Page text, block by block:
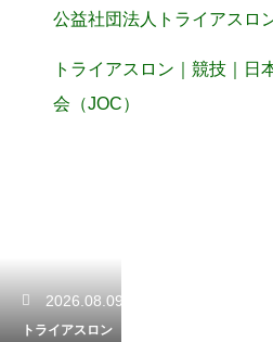
公益社団法人トライアスロ
トライアスロン｜競技｜日
会（JOC）
2026.08.09
トライアスロン